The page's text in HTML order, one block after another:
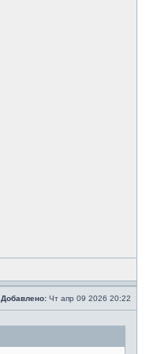
Добавлено: Чт апр 09 2026 20:22